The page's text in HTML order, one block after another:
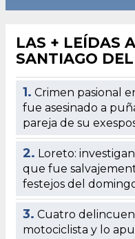
LAS + LEÍDAS
SANTIAGO
1. Crimen pasional
fue asesinado a
pareja de su
2. Loreto:
que fue
festejos del
3. Cuatro
motociclista y lo